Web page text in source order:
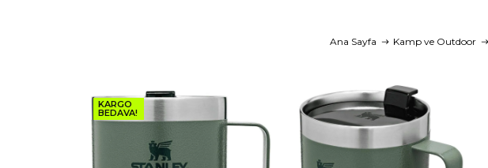
Ana Sayfa Kamp ve Outdoor
KARGO
BEDAVA!